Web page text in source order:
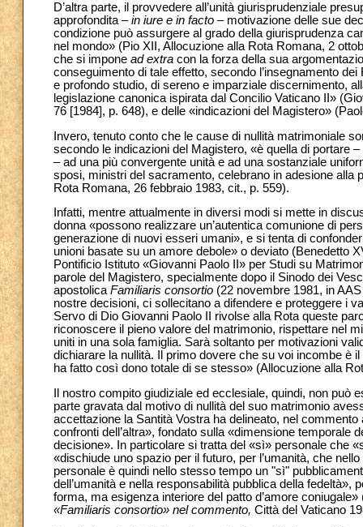
D’altra parte, il provvedere all’unità giurisprudenziale
approfondita –in iure e in facto – motivazione delle sue
condizione può assurgere al grado della giurisprudenza
nel mondo» (Pio XII, Allocuzione alla Rota Romana, 2
che si impone ad extra con la forza della sua
conseguimento di tale effetto, secondo l’insegnamento
e profondo studio, di sereno e imparziale discernimento,
legislazione canonica ispirata dal Concilio Vaticano II»
76 [1984], p. 648), e delle «indicazioni del Magistero»
Invero, tenuto conto che le cause di nullità matrimoniale
secondo le indicazioni del Magistero, «è quella di portare
– ad una più convergente unità e ad una sostanziale
sposi, ministri del sacramento, celebrano in adesione alla
Rota Romana, 26 febbraio 1983, cit., p. 559).
Infatti, mentre attualmente in diversi modi si mette in
donna «possono realizzare un’autentica comunione di
generazione di nuovi esseri umani», e si tenta di
unioni basate su un amore debole» o deviato (Benedetto
Pontificio Istituto «Giovanni Paolo II» per Studi su
parole del Magistero, specialmente dopo il Sinodo dei
apostolicaFamiliaris consortio (22 novembre 1981, in
nostre decisioni, ci sollecitano a difendere e proteggere i
Servo di Dio Giovanni Paolo II rivolse alla Rota queste
riconoscere il pieno valore del matrimonio, rispettare nel
uniti in una sola famiglia. Sarà soltanto per motivazioni
dichiarare la nullità. Il primo dovere che su voi incombe è
ha fatto così dono totale di se stesso» (Allocuzione alla
Il nostro compito giudiziale ed ecclesiale, quindi, non
parte gravata dal motivo di nullità del suo matrimonio
accettazione la Santità Vostra ha delineato, nel commento
confronti dell’altra», fondato sulla «dimensione temporale
decisione». In particolare si tratta del «sì» personale che
«dischiude uno spazio per il futuro, per l’umanità, che
personale è quindi nello stesso tempo un "sì"
dell’umanità e nella responsabilità pubblica della
forma, ma esigenza interiore del patto d’amore
«Familiaris consortio» nel commento, Città del Vaticano